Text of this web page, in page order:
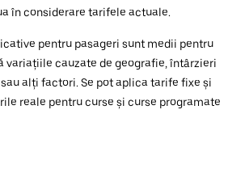
în considerare tarifele actuale.
pentru pasageri sunt medii pentru
variațiile cauzate de geografie, întârzieri
alți factori. Se pot aplica tarife fixe și
reale pentru curse și curse programate